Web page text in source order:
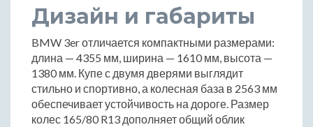
Дизайн и габариты
BMW 3er отличается компактными размерами:
длина — 4355 мм, ширина — 1610 мм, высота —
1380 мм. Купе с двумя дверями выглядит
стильно и спортивно, а колесная база в 2563 мм
обеспечивает устойчивость на дороге. Размер
колес 165/80 R13 дополняет общий облик